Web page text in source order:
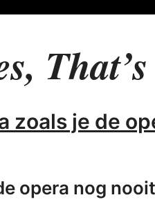
zoals je de
opera nog